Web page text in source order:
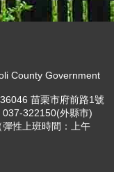
County Government
苗栗市府前路1號
322150(外縣市)
性上班時間：上午